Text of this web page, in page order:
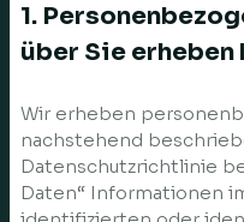
1.
über Sie erheben
Wir erheben
nachstehend
Datenschutzrichtlinie
Daten“ Informationen